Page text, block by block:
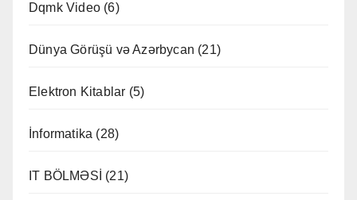
Dqmk Video (6)
Dünya Görüşü və Azərbycan (21)
Elektron Kitablar (5)
İnformatika (28)
IT BÖLMƏSİ (21)